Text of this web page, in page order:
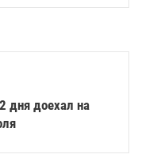
дня доехал на